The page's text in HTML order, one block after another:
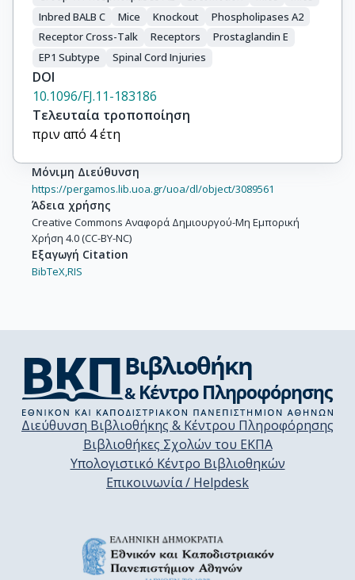
Inbred BALB C
Mice Knockout
Phospholipases A2
Receptor Cross-Talk
Receptors
Prostaglandin E
EP1 Subtype
Spinal Cord Injuries
DOI
10.1096/FJ.11-183186
Τελευταία τροποποίηση
πριν από 4 έτη
Μόνιμη Διεύθυνση
https://pergamos.lib.uoa.gr/uoa/dl/object/3089561
Άδεια χρήσης
Creative Commons Αναφορά Δημιουργού-Μη Εμπορική
Χρήση 4.0 (CC-BY-NC)
Εξαγωγή Citation
BibTeX,RIS
Διεύθυνση Βιβλιοθήκης & Κέντρου Πληροφόρησης
Βιβλιοθήκες Σχολών του ΕΚΠΑ
Υπολογιστικό Κέντρο Βιβλιοθηκών
Επικοινωνία / Helpdesk